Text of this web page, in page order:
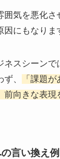
囲気を悪化
にもなりま
ネスシーンで
、
「課題
前向きな表現
言い換え例